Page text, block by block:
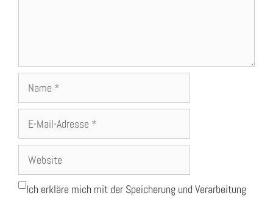
Name
Adresse
Website
Ich erkläre mich mit der Speicherung und Verarbeitung